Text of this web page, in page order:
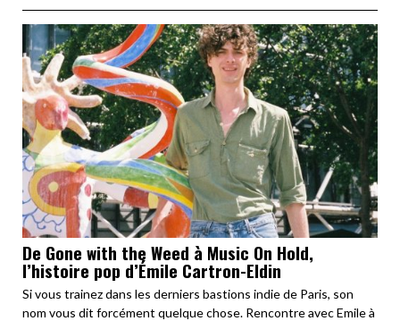
De Gone with the Weed à Music On Hold,
l’histoire pop d’Émile Cartron-Eldin
Si vous trainez dans les derniers bastions indie de Paris, son
nom vous dit forcément quelque chose. Rencontre avec Emile à